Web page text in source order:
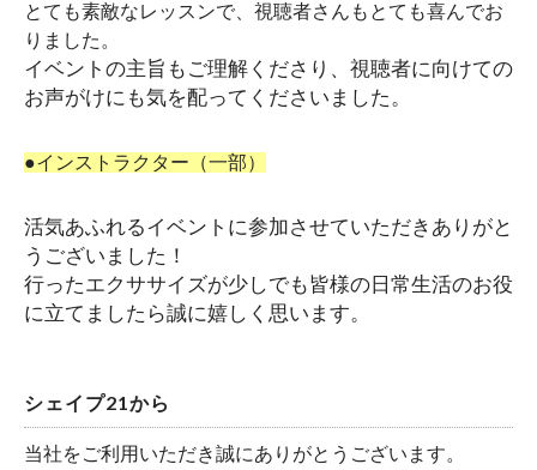
とても素敵なレッスンで、視聴者さんもとても喜んでお
りました。
イベントの主旨もご理解くださり、視聴者に向けての
お声がけにも気を配ってくださいました。
●インストラクター（一部）
活気あふれるイベントに参加させていただきありがと
うございました！
行ったエクササイズが少しでも皆様の日常生活のお役
に立てましたら誠に嬉しく思います。
シェイプ21から
当社をご利用いただき誠にありがとうございます。